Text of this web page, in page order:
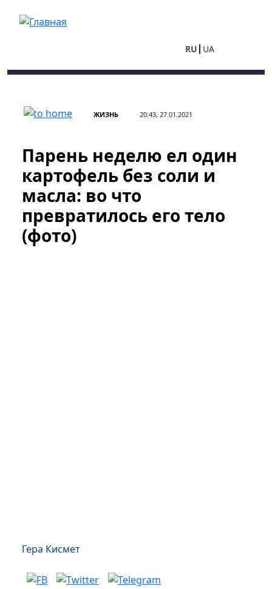
RU UA
ЖИЗНЬ 20:43, 27.01.2021
Парень неделю ел один
картофель без соли и
масла: во что
превратилось его тело
(фото)
Гера Кисмет